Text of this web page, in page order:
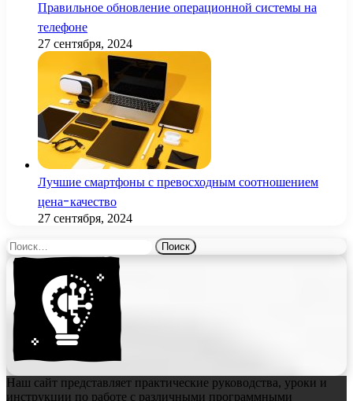
Правильное обновление операционной системы на
телефоне
27 сентября, 2024
Лучшие смартфоны с превосходным соотношением
цена-качество
27 сентября, 2024
Найти:
Наш сайт представляет практические руководства, уроки и
инструкции по работе с различными программными